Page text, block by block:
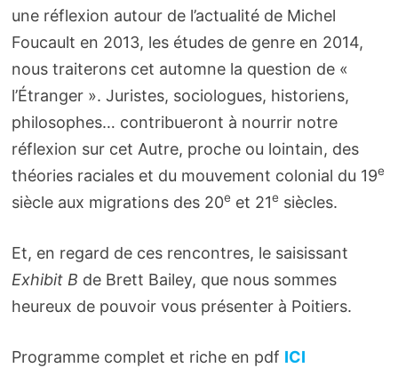
une réflexion autour de l’actualité de Michel
Foucault en 2013, les études de genre en 2014,
nous traiterons cet automne la question de «
l’Étranger ». Juristes, sociologues, historiens,
philosophes… contribueront à nourrir notre
réflexion sur cet Autre, proche ou lointain, des
théories raciales et du mouvement colonial du 19e
siècle aux migrations des 20e et 21e siècles.
Et, en regard de ces rencontres, le saisissant
Exhibit B de Brett Bailey, que nous sommes
heureux de pouvoir vous présenter à Poitiers.
Programme complet et riche en pdf ICI